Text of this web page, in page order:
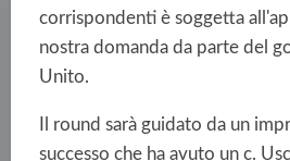
corrispondenti è soggetta
nostra domanda da parte del
Unito.
Il round sarà guidato da un
successo che ha avuto un c.